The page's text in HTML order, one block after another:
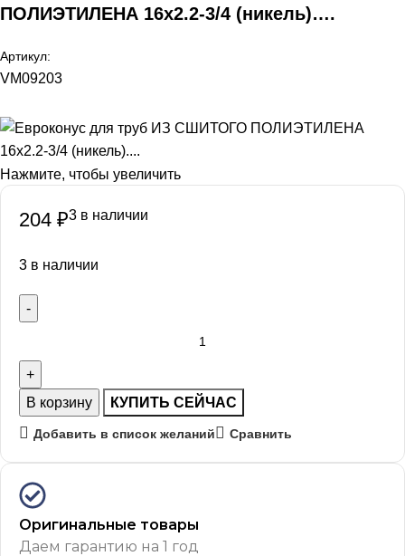
ПОЛИЭТИЛЕНА 16х2.2-3/4 (никель)….
Артикул:
VM09203
Нажмите, чтобы увеличить
204 ₽3 в наличии
3 в наличии
В корзину КУПИТЬ СЕЙЧАС
Добавить в список желаний Сравнить
Оригинальные товары
Даем гарантию на 1 год